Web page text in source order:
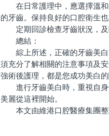
在日常護理中，應選擇溫和
的牙齒。保持良好的口腔衛生也
定期回診檢查牙齒狀況，及
總結：
綜上所述，正確的牙齒美白
須充分了解相關的注意事項及
強術後護理，都是您成功美白的
進行牙齒美白時，重視自身
美麗從這裡開始。
本文由維港口腔醫療集團整